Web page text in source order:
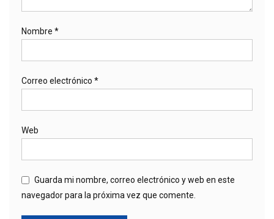
Nombre *
Correo electrónico *
Web
Guarda mi nombre, correo electrónico y web en este
navegador para la próxima vez que comente.